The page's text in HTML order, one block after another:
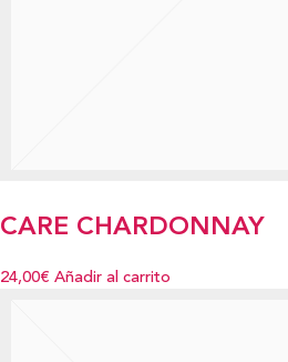
CARE CHARDONNAY
24,00€ Añadir al carrito